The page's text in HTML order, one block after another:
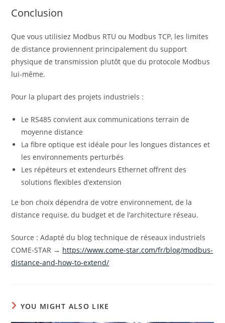
Conclusion
Que vous utilisiez Modbus RTU ou Modbus TCP, les limites
de distance proviennent principalement du support
physique de transmission plutôt que du protocole Modbus
lui-même.
Pour la plupart des projets industriels :
Le RS485 convient aux communications terrain de
moyenne distance
La fibre optique est idéale pour les longues distances et
les environnements perturbés
Les répéteurs et extendeurs Ethernet offrent des
solutions flexibles d’extension
Le bon choix dépendra de votre environnement, de la
distance requise, du budget et de l’architecture réseau.
Source : Adapté du blog technique de réseaux industriels
COME-STAR → https://www.come-star.com/fr/blog/modbus-
distance-and-how-to-extend/
YOU MIGHT ALSO LIKE